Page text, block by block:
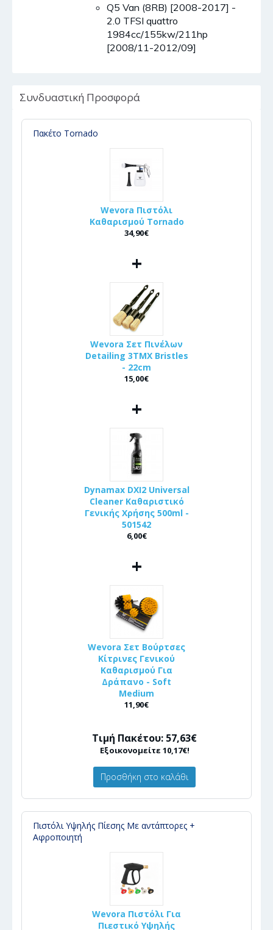
Q5 Van (8RB) [2008-2017] -
2.0 TFSI quattro
1984cc/155kw/211hp
[2008/11-2012/09]
Συνδυαστική Προσφορά
Πακέτο Tornado
Wevora Πιστόλι
Καθαρισμού Tornado
34,90€
+
Wevora Σετ Πινέλων
Detailing 3ΤΜΧ Bristles
- 22cm
15,00€
+
Dynamax DXI2 Universal
Cleaner Καθαριστικό
Γενικής Χρήσης 500ml -
501542
6,00€
+
Wevora Σετ Βούρτσες
Κίτρινες Γενικού
Καθαρισμού Για
Δράπανο - Soft
Medium
11,90€
Τιμή Πακέτου: 57,63€
Εξοικονομείτε 10,17€!
Προσθήκη στο καλάθι
Πιστόλι Υψηλής Πίεσης Με αντάπτορες +
Αφροποιητή
Wevora Πιστόλι Για
Πιεστικό Υψηλής